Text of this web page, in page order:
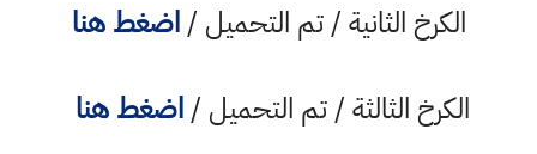
الكرخ الثانية / تم التحميل /اضغط هنا
الكرخ الثالثة / تم التحميل /اضغط هنا